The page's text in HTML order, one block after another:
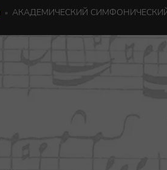
АКАДЕМИЧЕСКИЙ СИМФОНИЧЕСКИЙ